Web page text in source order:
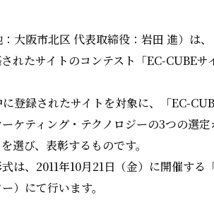
大阪市北区 代表取締役：岩田 進）は
れたサイトのコンテスト「EC-CUBEサ
登録されたサイトを対象に、「EC-
ケティング・テクノロジーの3つの選
選び、表彰するものです。
は、2011年10月21日（金）に開催する
）にて行います。